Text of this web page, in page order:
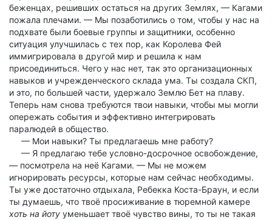
беженцах, решивших остаться на других Землях, — Кагами
пожала плечами. — Мы позаботились о том, чтобы у нас на
подхвате были боевые группы и защитники, особенно
ситуация улучшилась с тех пор, как Королева Фей
иммигрировала в другой мир и решила к нам
присоединиться. Чего у нас нет, так это организационных
навыков и учрежденческого склада ума. Ты создала СКП,
и это, по большей части, удержало Землю Бет на плаву.
Теперь нам снова требуются твои навыки, чтобы мы могли
опережать события и эффективно интегрировать
паралюдей в общество.
— Мои навыки? Ты предлагаешь мне работу?
— Я предлагаю тебе условно-досрочное освобождение,
— посмотрела на неё Кагами. — Мы не можем
игнорировать ресурсы, которые нам сейчас необходимы.
Ты уже достаточно отдыхала, Ребекка Коста-Браун, и если
ты думаешь, что твоё просиживание в тюремной камере
хоть на йоту уменьшает твоё чувство вины, то ты не такая